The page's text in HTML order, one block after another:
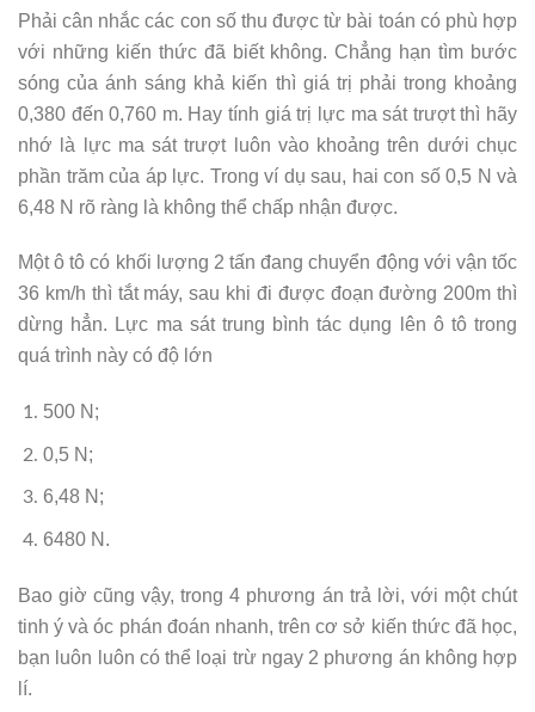
Phải cân nhắc các con số thu được từ bài toán có phù hợp
với những kiến thức đã biết không. Chẳng hạn tìm bước
sóng của ánh sáng khả kiến thì giá trị phải trong khoảng
0,380 đến 0,760 m. Hay tính giá trị lực ma sát trượt thì hãy
nhớ là lực ma sát trượt luôn vào khoảng trên dưới chục
phần trăm của áp lực. Trong ví dụ sau, hai con số 0,5 N và
6,48 N rõ ràng là không thể chấp nhận được.
Một ô tô có khối lượng 2 tấn đang chuyển động với vận tốc
36 km/h thì tắt máy, sau khi đi được đoạn đường 200m thì
dừng hẳn. Lực ma sát trung bình tác dụng lên ô tô trong
quá trình này có độ lớn
500 N;
0,5 N;
6,48 N;
6480 N.
Bao giờ cũng vậy, trong 4 phương án trả lời, với một chút
tinh ý và óc phán đoán nhanh, trên cơ sở kiến thức đã học,
bạn luôn luôn có thể loại trừ ngay 2 phương án không hợp
lí.